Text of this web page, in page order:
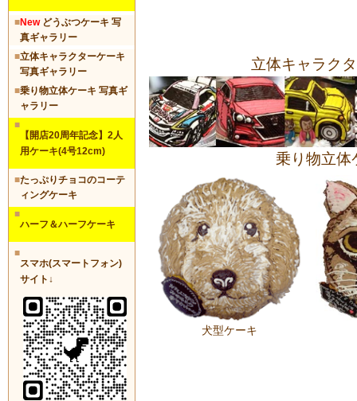
■Newどうぶつケーキ 写
真ギャラリー
■立体キャラクターケーキ
写真ギャラリー
■乗り物立体ケーキ 写真ギ
ャラリー
■
【開店20周年記念】2人
用ケーキ(4号12cm)
■たっぷりチョコのコーテ
ィングケーキ
■
ハーフ＆ハーフケーキ
■
スマホ(スマートフォン)
サイト↓
立体キャラク
乗り物立体
犬型ケーキ